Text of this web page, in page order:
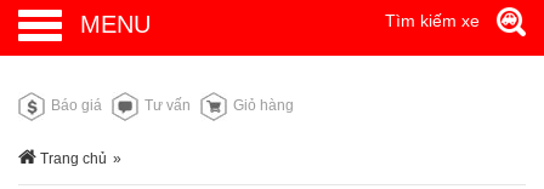
MENU Tìm kiếm xe
Báo giá Tư vấn Giỏ hàng
Trang chủ »